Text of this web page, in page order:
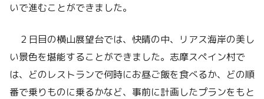
いで進むことができました。
２日目の横山展望台では、快晴の中、リアス海岸の美し
い景色を堪能することができました。志摩スペイン村で
は、どのレストランで何時にお昼ご飯を食べるか、どの順
番で乗りものに乗るかなど、事前に計画したプランをもと